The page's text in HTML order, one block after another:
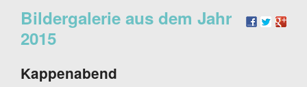
Bildergalerie aus dem Jahr
2015
Kappenabend